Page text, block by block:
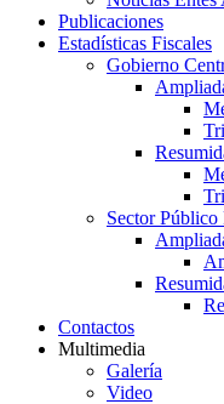
Publicaciones
Estadísticas Fiscales
Gobierno
Sector
Contactos
Multimedia
Galería
Video